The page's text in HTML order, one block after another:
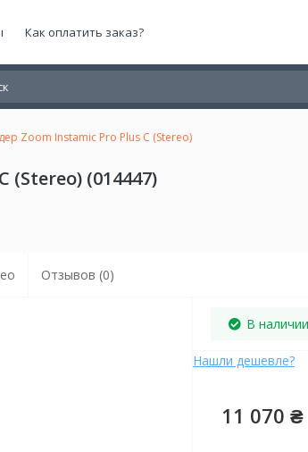
Как оплатить заказ?
Zoom Instamic Pro Plus C (Stereo)
(Stereo) (014447)
Отзывов (0)
В наличии
Нашли дешевле?
11 070 ₴